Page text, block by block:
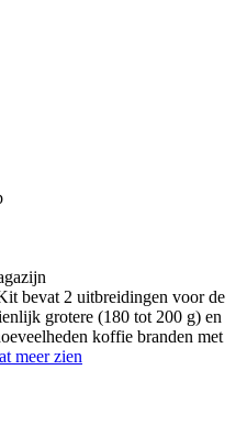
bevat 2 uitbreidingen voor de
grotere (180 tot 200 g) en
koffie branden met
meer zien